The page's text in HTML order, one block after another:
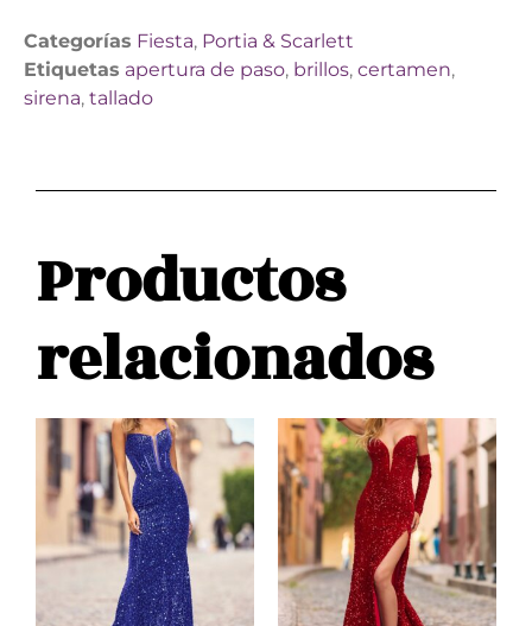
Categorías Fiesta, Portia & Scarlett
Etiquetas apertura de paso, brillos, certamen,
sirena, tallado
Productos
relacionados